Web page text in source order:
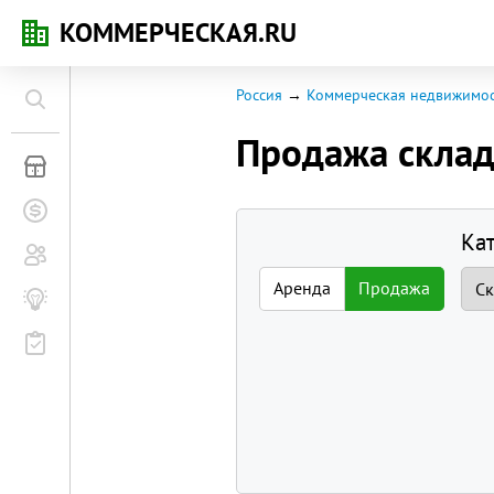
КОММЕРЧЕСКАЯ.RU
Коммерческая недвижимость
Россия Коммерческая
Продажа
Аренда Продажа